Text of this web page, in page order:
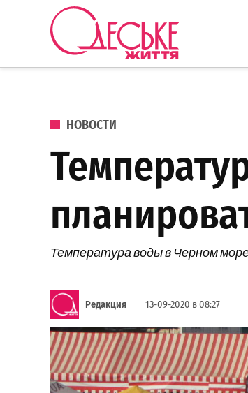
Перейти к содержанию
ОПУБЛИКОВАНО В
НОВОСТИ
Температура воды в Черном
Редакция 13-09-2020 в 08:27